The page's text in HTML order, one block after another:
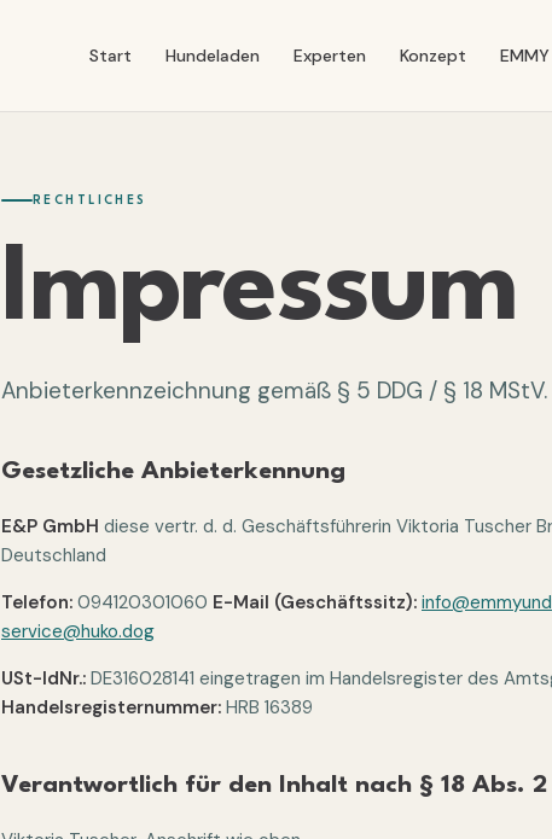
Start Hundeladen Experten Konzept
RECHTLICHES
Impressum
Anbieterkennzeichnung gemäß § 5 DDG / § 18 MStV.
Gesetzliche Anbieterkennung
E&P GmbH diese vertr. d. d. Geschäftsführerin Viktoria Tuscher
Deutschland
Telefon: 094120301060 E-Mail (Geschäftssitz):
service@huko.dog
USt-IdNr.: DE316028141 eingetragen im Handelsregister des
Handelsregisternummer: HRB 16389
Verantwortlich für den Inhalt nach § 18 Abs. 2